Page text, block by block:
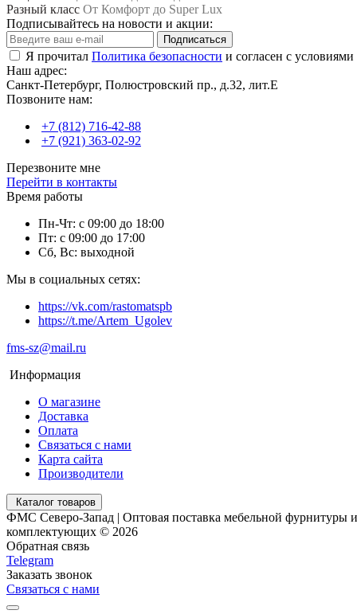
Разный класс От Комфорт до Super Lux
Подписывайтесь на новости и акции:
Подписаться
Я прочитал Политика безопасности и согласен с условиями
Наш адрес:
Санкт-Петербург, Полюстровский пр., д.32, лит.Е
Позвоните нам:
+7 (812) 716-42-88
+7 (921) 363-02-92
Перезвоните мне
Перейти в контакты
Время работы
Пн-Чт: с 09:00 до 18:00
Пт: с 09:00 до 17:00
Сб, Вс: выходной
Мы в социальных сетях:
https://vk.com/rastomatspb
https://t.me/Artem_Ugolev
fms-sz@mail.ru
Информация
О магазине
Доставка
Оплата
Связаться с нами
Карта сайта
Производители
Каталог товаров
ФМС Северо-Запад | Оптовая поставка мебельной фурнитуры и
комплектующих © 2026
Обратная связь
Telegram
Заказать звонок
Связаться с нами